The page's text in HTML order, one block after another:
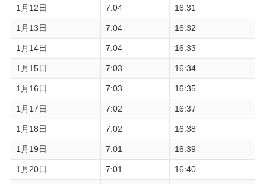
1月12日 7:04 16:31
1月13日 7:04 16:32
1月14日 7:04 16:33
1月15日 7:03 16:34
1月16日 7:03 16:35
1月17日 7:02 16:37
1月18日 7:02 16:38
1月19日 7:01 16:39
1月20日 7:01 16:40